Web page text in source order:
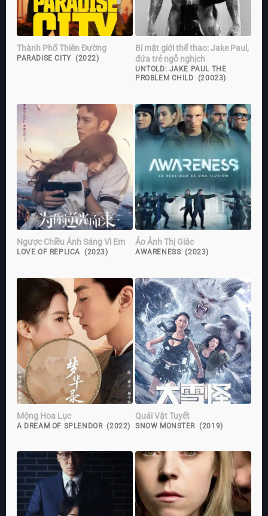
Thành Phố Thiên Đường
PARADISE CITY (2022)
Bí mật giới thể thao: Jake Paul,
đứa trẻ ngỗ nghịch
UNTOLD: JAKE PAUL THE
PROBLEM CHILD (20023)
Ngược Chiều Ánh Sáng Vì Em
LOVE OF REPLICA (2023)
Ảo Ảnh Thị Giác
AWARENESS (2023)
Mộng Hoa Lục
A DREAM OF SPLENDOR (2022)
Quái Vật Tuyết
SNOW MONSTER (2019)